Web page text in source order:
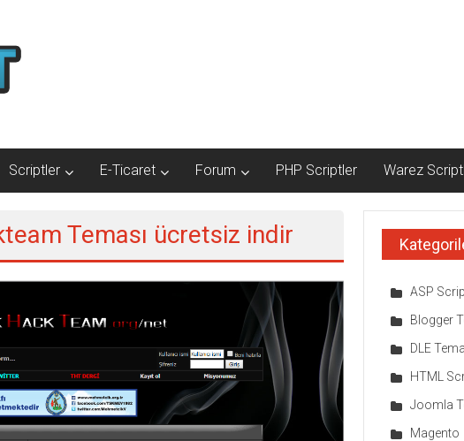
Scriptler E-Ticaret Forum PHP Scriptler Warez
Teması ücretsiz indir
ASP
Blogger
DLE
HTML
Joomla
Magento